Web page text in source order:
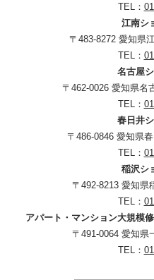
TEL：
江南シ
〒483-8272 愛知県
TEL：
名古屋
〒462-0026 愛知県名
TEL：
春日井
〒486-0846 愛知県
TEL：
稲沢シ
〒492-8213 愛知県
TEL：
アパート・マンション大規模
〒491-0064 愛知県
TEL：